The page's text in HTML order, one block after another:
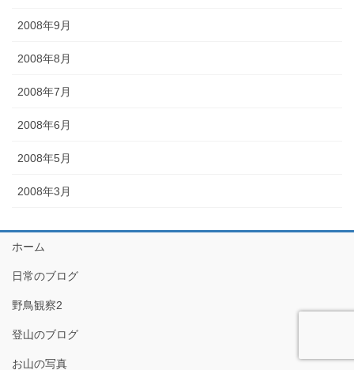
2008年9月
2008年8月
2008年7月
2008年6月
2008年5月
2008年3月
ホーム
日常のブログ
野鳥観察2
登山のブログ
お山の写真